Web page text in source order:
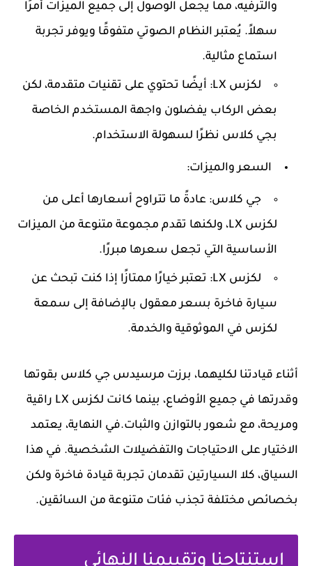
والترفيه، مما يجعل الوصول إلى جميع الميزات أمرًا
سهلاً. يُعتبر النظام الصوتي متفوقًا ويوفر تجربة
استماع مثالية.
لكزس LX:
أيضًا تحتوي على تقنيات متقدمة، لكن
بعض الركاب يفضلون واجهة المستخدم الخاصة
بجي كلاس نظرًا لسهولة الاستخدام.
السعر والميزات:
جي كلاس: عادةً ما تتراوح أسعارها أعلى من
لكزس LX، ولكنها تقدم مجموعة متنوعة من الميزات
الأساسية التي تجعل سعرها مبررًا.
لكزس LX:
تعتبر خيارًا ممتازًا إذا كنت تبحث عن
سيارة فاخرة بسعر معقول بالإضافة إلى سمعة
لكزس في الموثوقية والخدمة.
أثناء قيادتنا لكليهما، برزت مرسيدس جي كلاس بقوتها
وقدرتها في جميع الأوضاع، بينما كانت لكزس LX راقية
ومريحة، مع شعور بالتوازن والثبات.في النهاية، يعتمد
الاختيار على الاحتياجات والتفضيلات الشخصية. في هذا
السياق، كلا السيارتين تقدمان تجربة قيادة فاخرة ولكن
بخصائص مختلفة تجذب فئات متنوعة من السائقين.